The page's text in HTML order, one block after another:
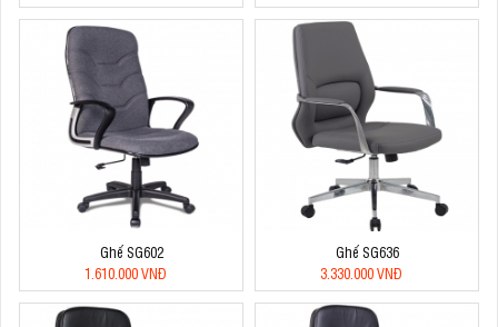
Ghế SG602
1.610.000 VNĐ
Ghế SG636
3.330.000 VNĐ